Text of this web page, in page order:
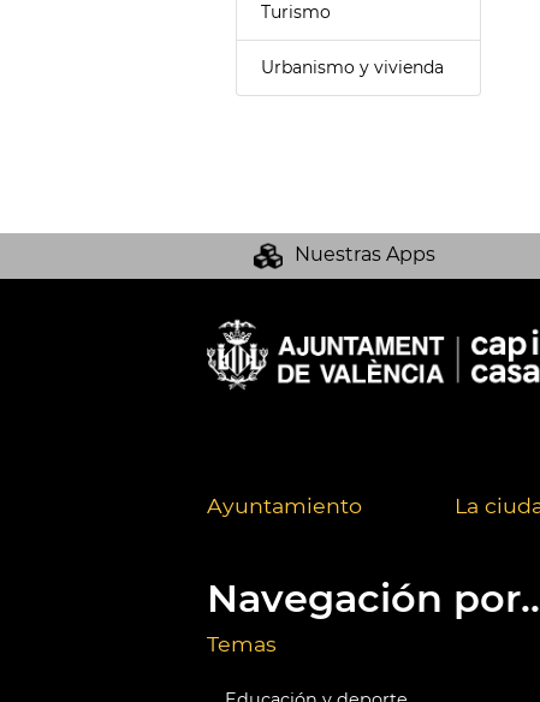
Turismo
Urbanismo y vivienda
Nuestras Apps
Ayuntamiento La
Navegación
Temas